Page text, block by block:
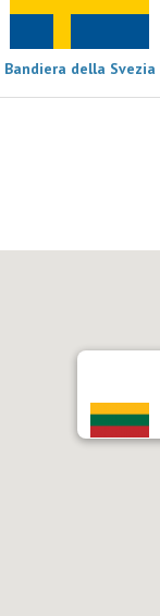
Bandiera della Svezia